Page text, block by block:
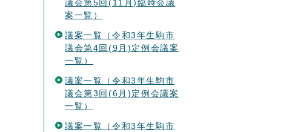
議会第5回(11月)臨時会議
案一覧）
議案一覧（令和3年生駒市
議会第4回(9月)定例会議案
一覧）
議案一覧（令和3年生駒市
議会第3回(6月)定例会議案
一覧）
議案一覧（令和3年生駒市